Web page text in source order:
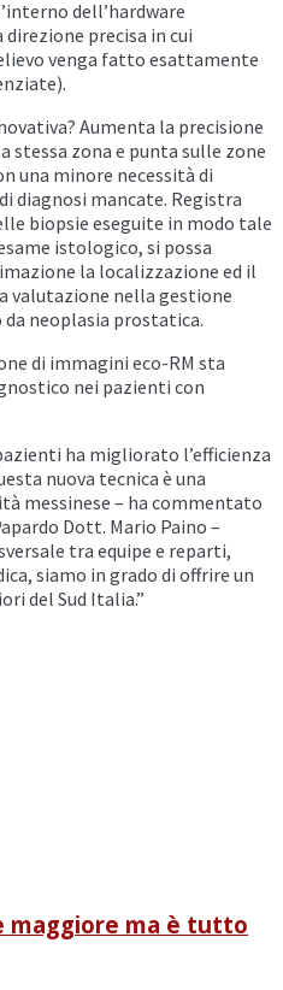
dell’hardware
precisa in cui
venga fatto esattamente
Aumenta la precisione
stessa zona e punta sulle zone
una minore necessità di
diagnosi mancate. Registra
biopsie eseguite in modo tale
istologico, si possa
la localizzazione ed il
valutazione nella gestione
neoplasia prostatica.
di immagini eco-RM sta
nei pazienti con
ha migliorato l’efficienza
nuova tecnica è una
messinese – ha commentato
Dott. Mario Paino –
tra equipe e reparti,
siamo in grado di offrire un
del Sud Italia.”
maggiore ma è tutto